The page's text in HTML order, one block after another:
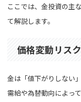
ここでは、金投資の主
て解説します。
価格変動リス
金は「値下がりしない
需給や為替動向によって